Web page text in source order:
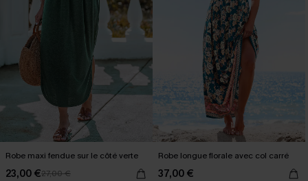
Robe maxi fendue sur le côté verte
23,00 €27,00 €
Robe longue florale avec col carré
37,00 €